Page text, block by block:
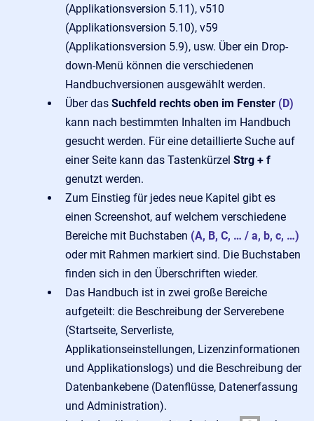
(Applikationsversion 5.11), v510
(Applikationsversion 5.10), v59
(Applikationsversion 5.9), usw. Über ein Drop-
down-Menü können die verschiedenen
Handbuchversionen ausgewählt werden.
Über das Suchfeld rechts oben im Fenster (D)
kann nach bestimmten Inhalten im Handbuch
gesucht werden. Für eine detaillierte Suche auf
einer Seite kann das Tastenkürzel Strg + f
genutzt werden.
Zum Einstieg für jedes neue Kapitel gibt es
einen Screenshot, auf welchem verschiedene
Bereiche mit Buchstaben (A, B, C, … / a, b, c, …)
oder mit Rahmen markiert sind. Die Buchstaben
finden sich in den Überschriften wieder.
Das Handbuch ist in zwei große Bereiche
aufgeteilt: die Beschreibung der Serverebene
(Startseite, Serverliste,
Applikationseinstellungen, Lizenzinformationen
und Applikationslogs) und die Beschreibung der
Datenbankebene (Datenflüsse, Datenerfassung
und Administration).